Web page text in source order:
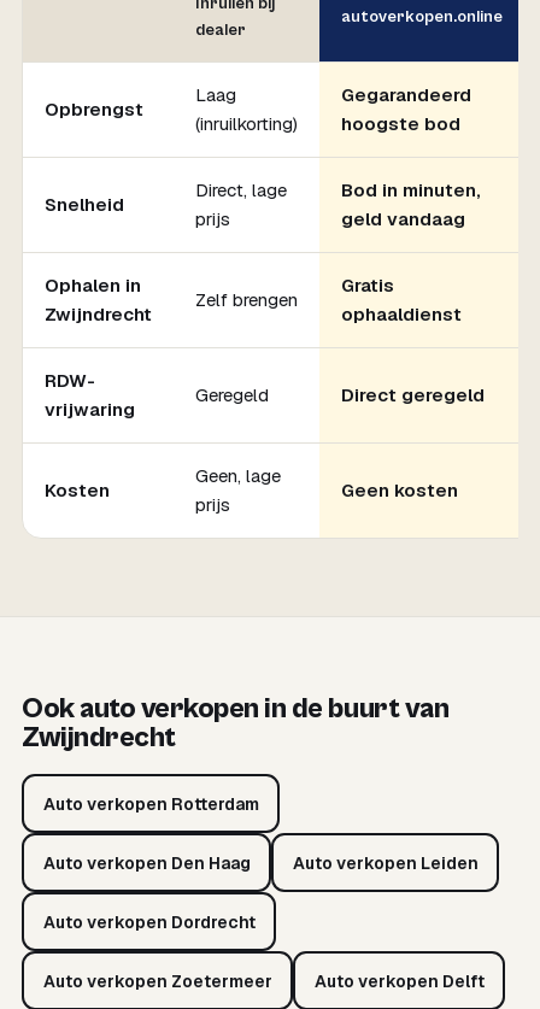
dealer
autoverkopen.online
Opbrengst
Laag
(inruilkorting)
Gegarandeerd
hoogste bod
Snelheid
Direct, lage
prijs
Bod in minuten,
geld vandaag
Ophalen in
Zwijndrecht
Zelf brengen
Gratis
ophaaldienst
RDW-
vrijwaring
Geregeld Direct geregeld
Kosten
Geen, lage
prijs
Geen kosten
Ook auto verkopen in de buurt van
Zwijndrecht
Auto verkopen Rotterdam
Auto verkopen Den Haag Auto verkopen Leiden
Auto verkopen Dordrecht
Auto verkopen Zoetermeer Auto verkopen Delft